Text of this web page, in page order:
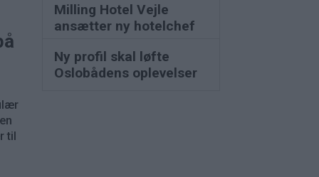
til
Milling Hotel Vejle
ansætter ny hotelchef
Ny profil skal løfte
Oslobådens oplevelser